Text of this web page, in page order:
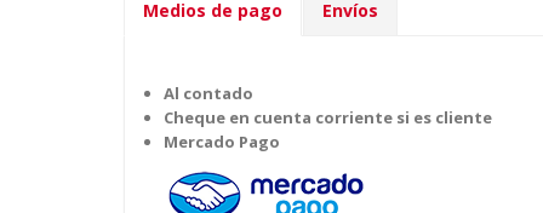
Medios de pago Envíos
Al contado
Cheque en cuenta corriente si es cliente
Mercado Pago